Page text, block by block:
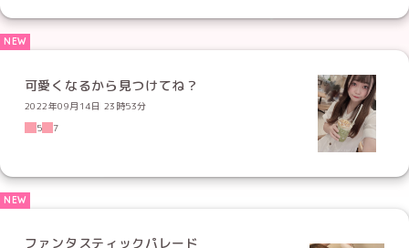
可愛くなるから見つけてね？
2022年09月14日 23時53分
5
7
ファンタスティックパレード